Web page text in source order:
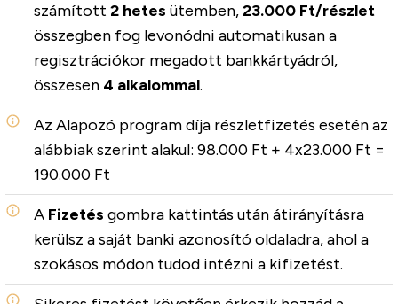
számított 2 hetes ütemben,23.000 Ft/részlet
összegben fog levonódni automatikusan a
regisztrációkor megadott bankkártyádról,
összesen 4 alkalommal.
Az Alapozó program díja részletfizetés esetén az
alábbiak szerint alakul: 98.000 Ft + 4x23.000 Ft =
190.000 Ft
A Fizetés gombra kattintás után átirányításra
kerülsz a saját banki azonosító oldaladra, ahol a
szokásos módon tudod intézni a kifizetést.